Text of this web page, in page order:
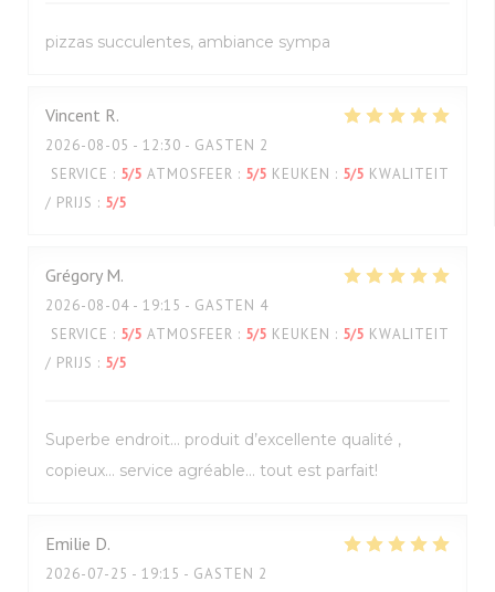
pizzas succulentes, ambiance sympa
Vincent R
2026-08-05 - 12:30 - GASTEN 2
SERVICE : 5/5 ATMOSFEER : 5/5 KEUKEN : 5/5 KWALITEIT
/ PRIJS : 5/5
Grégory M
2026-08-04 - 19:15 - GASTEN 4
SERVICE : 5/5 ATMOSFEER : 5/5 KEUKEN : 5/5 KWALITEIT
/ PRIJS : 5/5
Superbe endroit… produit d’excellente qualité ,
copieux… service agréable… tout est parfait!
Emilie D
2026-07-25 - 19:15 - GASTEN 2